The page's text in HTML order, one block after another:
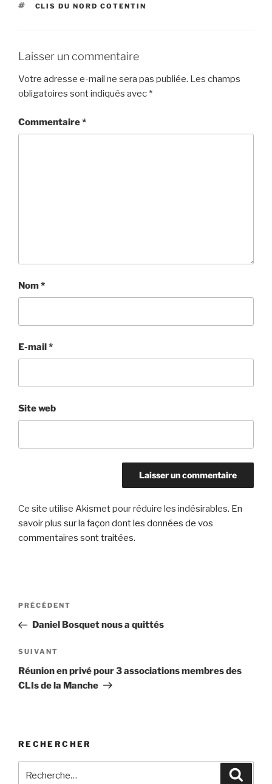
ÉTIQUETTES
CLIS DU NORD COTENTIN
Laisser un commentaire
Votre adresse e-mail ne sera pas publiée. Les champs
obligatoires sont indiqués avec *
Commentaire*
Nom*
E-mail*
Site web
Ce site utilise Akismet pour réduire les indésirables. En
savoir plus sur la façon dont les données de vos
commentaires sont traitées.
Navigation
l’article
Article
précédent
PRÉCÉDENT
Daniel Bosquet nous a quittés
Article
suivant
SUIVANT
Réunion en privé pour 3 associations membres des
CLIs de la Manche
RECHERCHER